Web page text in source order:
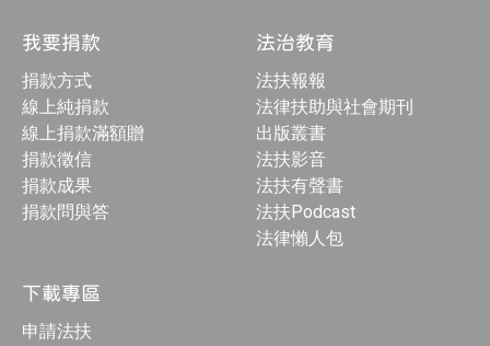
我要捐款
捐款方式
線上純捐款
線上捐款滿額贈
捐款徵信
捐款成果
捐款問與答
法治教育
法扶報報
法律扶助與社會期刊
出版叢書
法扶影音
法扶有聲書
法扶Podcast
法律懶人包
下載專區
申請法扶